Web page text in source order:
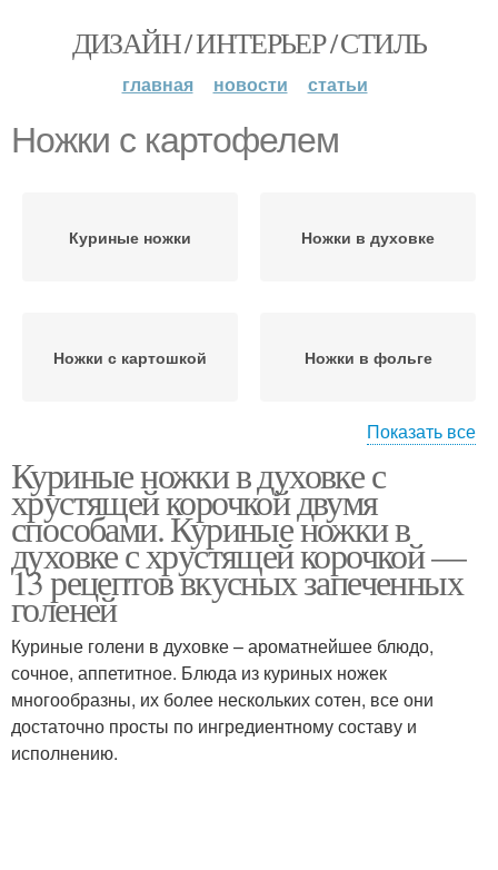
ДИЗАЙН / ИНТЕРЬЕР / СТИЛЬ
главная новости статьи
Ножки с картофелем
Куриные ножки Ножки в духовке
Ножки с картошкой Ножки в фольге
Ножки в майонезе Ножки с луком
Ножки в кефире
Ножки в горчично-
Ножки в соевом соусе Ножки на сковороде
Показать все
Куриные ножки в духовке с
хрустящей корочкой двумя
способами. Куриные ножки в
духовке с хрустящей корочкой —
13 рецептов вкусных запеченных
голеней
Куриные голени в духовке – ароматнейшее блюдо,
сочное, аппетитное. Блюда из куриных ножек
многообразны, их более нескольких сотен, все они
достаточно просты по ингредиентному составу и
исполнению.